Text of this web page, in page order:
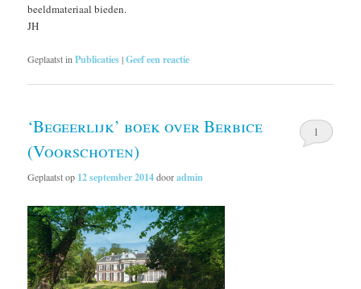
beeldmateriaal bieden.
JH
Geplaatst in Publicaties|Geef een reactie
‘Begeerlijk’ boek over Berbice
(Voorschoten)
Geplaatst op 12 september 2014dooradmin
1